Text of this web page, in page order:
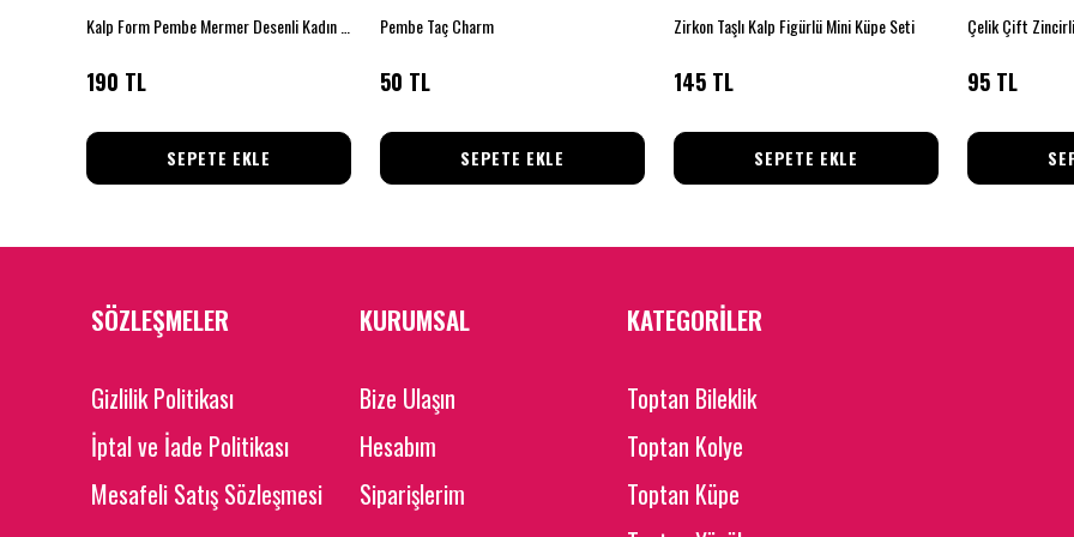
190 TL
SEPETE EKLE
Pembe Taç Charm
50 TL
SEPETE EKLE
Zirkon Taşlı Kalp Figürlü Mini Küpe Seti
145 TL
SEPETE EKLE
Çelik Çift
95 TL
SÖZLEŞMELER
Gizlilik Politikası
İptal ve İade Politikası
Mesafeli Satış Sözleşmesi
KURUMSAL
Bize Ulaşın
Hesabım
Siparişlerim
KATEGORİLER
Toptan Bileklik
Toptan Kolye
Toptan Küpe